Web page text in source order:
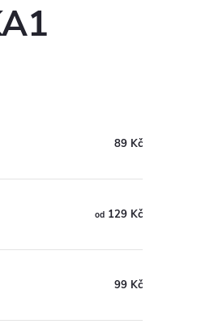
89 Kč
od129 Kč
99 Kč